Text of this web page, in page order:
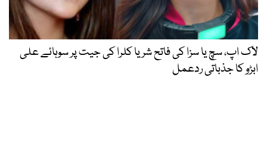
لاک اپ، سچ یا سزا کی فاتح شریا کلرا کی جیت پر سوہائے علی
ابڑو کا جذباتی ردعمل